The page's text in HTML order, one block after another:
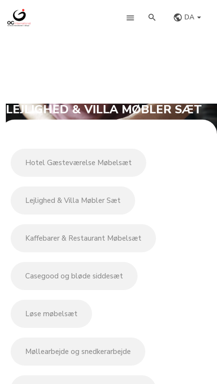
DA
LEJLIGHED & VILLA MØBLER SÆT
Hotel Gæsteværelse Møbelsæt
Lejlighed & Villa Møbler Sæt
Kaffebarer & Restaurant Møbelsæt
Casegood og bløde siddesæt
Løse møbelsæt
Møllearbejde og snedkerarbejde